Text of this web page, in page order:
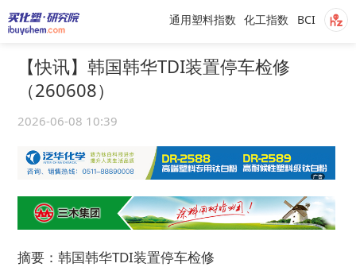
BCI
化工指数
通用塑料指数
【快讯】韩国韩华TDI装置停车检修
（260608）
2026-06-08 10:39
摘要：韩国韩华TDI装置停车检修